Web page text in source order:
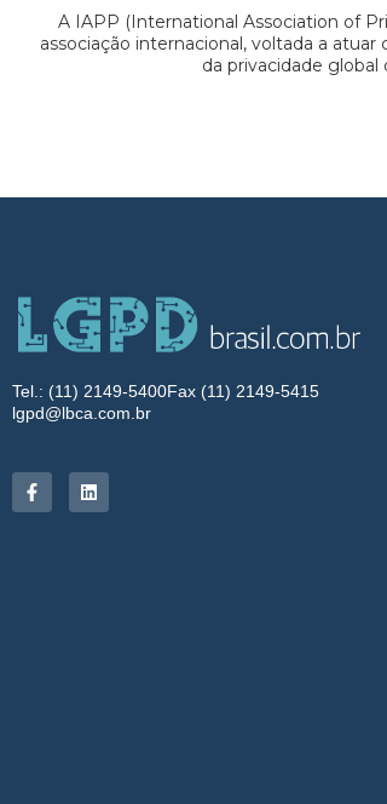
A IAPP (International Association of
associação internacional, voltada a
da privacidade global
Tel.: (11) 2149-5400Fax (11) 2149-5415
lgpd@lbca.com.br